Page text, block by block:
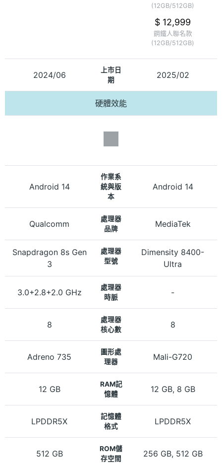
(12GB/512GB)
$ 12,999
鋼鐵人聯名款
(12GB/512GB)
2024/06
上市日
期
2025/02
硬體效能
Android 14
作業系
統與版
本
Android 14
Qualcomm
處理器
品牌
MediaTek
Snapdragon 8s Gen
3
處理器
型號
Dimensity 8400-
Ultra
3.0+2.8+2.0 GHz
處理器
時脈
-
8
處理器
核心數
8
Adreno 735
圖形處
理器
Mali-G720
12 GB
RAM記
憶體
12 GB, 8 GB
LPDDR5X
記憶體
格式
LPDDR5X
512 GB
ROM儲
存空間
256 GB, 512 GB